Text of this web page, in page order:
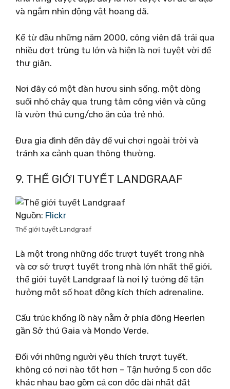
và ngắm nhìn động vật hoang dã.
Kể từ đầu những năm 2000, công viên đã trải qua
nhiều đợt trùng tu lớn và hiện là nơi tuyệt vời để
thư giãn.
Nơi đây có một đàn hươu sinh sống, một dòng
suối nhỏ chảy qua trung tâm công viên và cũng
là vườn thú cưng/cho ăn của trẻ nhỏ.
Đưa gia đình đến đây để vui chơi ngoài trời và
tránh xa cảnh quan thông thường.
9. THẾ GIỚI TUYẾT LANDGRAAF
Nguồn: Flickr
Thế giới tuyết Landgraaf
Là một trong những dốc trượt tuyết trong nhà
và cơ sở trượt tuyết trong nhà lớn nhất thế giới,
thế giới tuyết Landgraaf là nơi lý tưởng để tận
hưởng một số hoạt động kích thích adrenaline.
Cấu trúc khổng lồ này nằm ở phía đông Heerlen
gần Sở thú Gaia và Mondo Verde.
Đối với những người yêu thích trượt tuyết,
không có nơi nào tốt hơn – Tận hưởng 5 con dốc
khác nhau bao gồm cả con dốc dài nhất đất